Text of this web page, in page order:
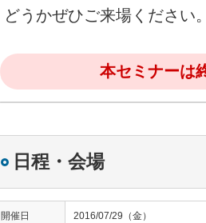
どうかぜひご来場ください
本セミナーは
日程・会場
開催日 2016/07/29（金）